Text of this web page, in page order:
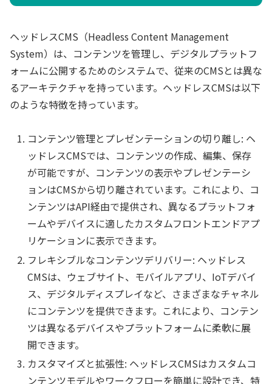
ヘッドレスCMS（Headless Content Management
System）は、コンテンツを管理し、デジタルプラットフ
ォームに公開するためのシステムで、従来のCMSとは異な
るアーキテクチャを持っています。ヘッドレスCMSは以下
のような特徴を持っています。
コンテンツ管理とプレゼンテーションの切り離し: ヘ
ッドレスCMSでは、コンテンツの作成、編集、保存
が可能ですが、コンテンツの表示やプレゼンテーシ
ョンはCMSから切り離されています。これにより、コ
ンテンツはAPI経由で提供され、異なるプラットフォ
ームやデバイスに適したカスタムフロントエンドアプ
リケーションに表示できます。
フレキシブルなコンテンツデリバリー: ヘッドレス
CMSは、ウェブサイト、モバイルアプリ、IoTデバイ
ス、デジタルディスプレイなど、さまざまなチャネル
にコンテンツを提供できます。これにより、コンテン
ツは異なるデバイスやプラットフォームに柔軟に展
開できます。
カスタマイズと拡張性: ヘッドレスCMSはカスタムコ
ンテンツモデルやワークフローを簡単に設計でき、特